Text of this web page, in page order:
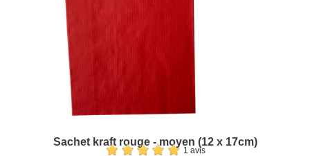
Sachet kraft rouge - moyen (12 x 17cm)
1 avis